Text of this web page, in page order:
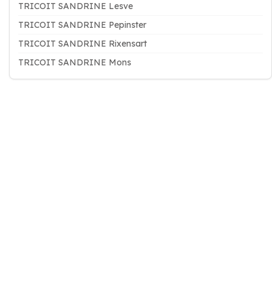
TRICOIT SANDRINE Lesve
TRICOIT SANDRINE Pepinster
TRICOIT SANDRINE Rixensart
TRICOIT SANDRINE Mons